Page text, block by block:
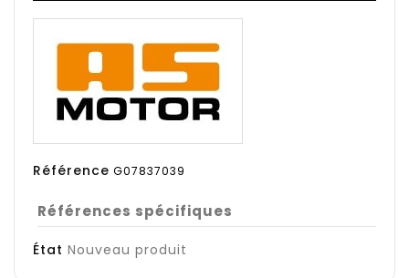
Référence G07837039
Références spécifiques
État Nouveau produit